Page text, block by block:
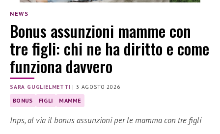
NEWS
Bonus assunzioni mamme con
tre figli: chi ne ha diritto e come
funziona davvero
SARA GUGLIELMETTI |3 AGOSTO 2026
BONUS FIGLI MAMME
Inps, al via il bonus assunzioni per le mamma con tre figli